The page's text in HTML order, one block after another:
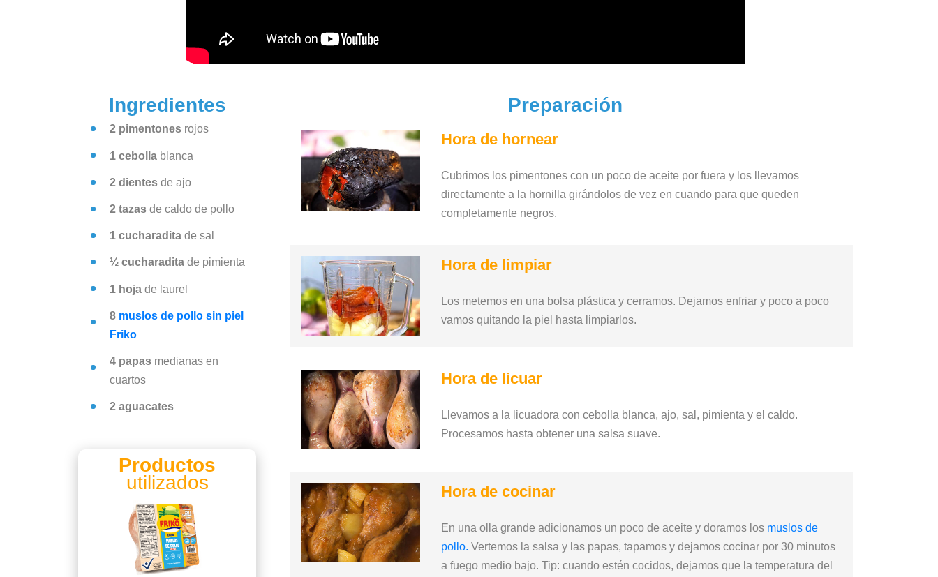
Ingredientes
2 pimentones rojos
1 cebolla blanca
2 dientes de ajo
2 tazas de caldo de pollo
1 cucharadita de sal
½ cucharadita de pimienta
1 hoja de laurel
8 muslos de pollo sin piel
Friko
4 papas medianas en
cuartos
2 aguacates
Productos
utilizados
Preparación
Hora de hornear
Cubrimos los pimentones con un poco de aceite por fuera y los llevamos
directamente a la hornilla girándolos de vez en cuando para que queden
completamente negros.
Hora de limpiar
Los metemos en una bolsa plástica y cerramos. Dejamos enfriar y poco a poco
vamos quitando la piel hasta limpiarlos.
Hora de licuar
Llevamos a la licuadora con cebolla blanca, ajo, sal, pimienta y el caldo.
Procesamos hasta obtener una salsa suave.
Hora de cocinar
En una olla grande adicionamos un poco de aceite y doramos los muslos de
pollo. Vertemos la salsa y las papas, tapamos y dejamos cocinar por 30 minutos
a fuego medio bajo. Tip: cuando estén cocidos, dejamos que la temperatura del